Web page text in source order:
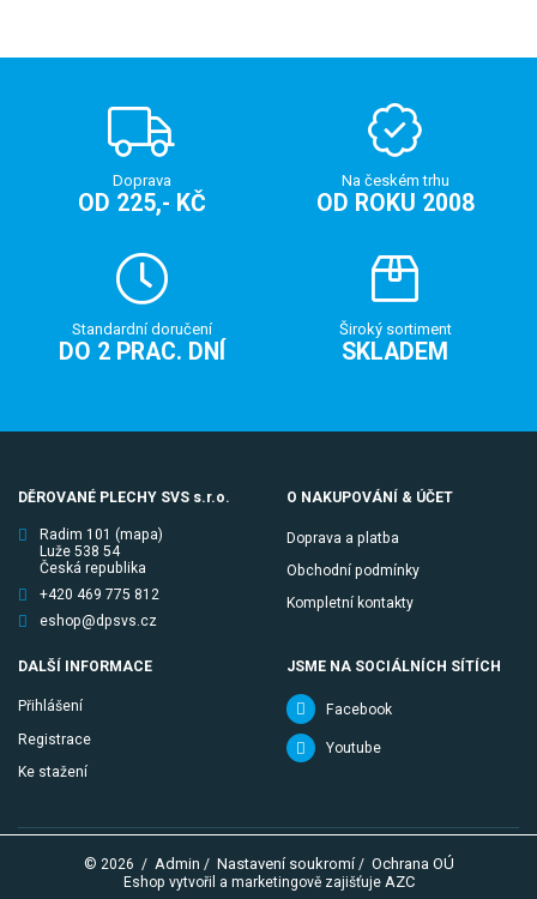
Doprava
OD 225,- KČ
Na českém trhu
OD ROKU 2008
Standardní doručení
DO 2 PRAC. DNÍ
Široký sortiment
SKLADEM
DĚROVANÉ PLECHY SVS s.r.o.
Radim 101 (mapa)
Luže 538 54
Česká republika
+420 469 775 812
eshop@dpsvs.cz
O NAKUPOVÁNÍ & ÚČET
Doprava a platba
Obchodní podmínky
Kompletní kontakty
DALŠÍ INFORMACE
Přihlášení
Registrace
Ke stažení
JSME NA SOCIÁLNÍCH SÍTÍCH
Facebook
Youtube
© 2026 / Admin / Nastavení soukromí/ Ochrana OÚ
Eshop vytvořil a marketingově zajišťuje AZC